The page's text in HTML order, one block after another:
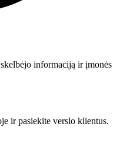
informaciją ir įmonės
ir pasiekite verslo klientus.